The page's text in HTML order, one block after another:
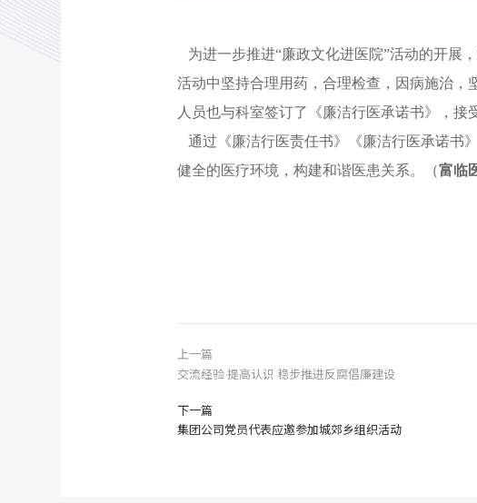
为进一步推进“廉政文化进医院”活动的开展
活动中坚持合理用药，合理检查，因病施治
人员也与科室签订了《廉洁行医承诺书》，接
通过《廉洁行医责任书》《廉洁行医承诺书
健全的医疗环境，构建和谐医患关系。（富临
上一篇
交流经验 提高认识 稳步推进反腐倡廉建设
下一篇
集团公司党员代表应邀参加城郊乡组织活动